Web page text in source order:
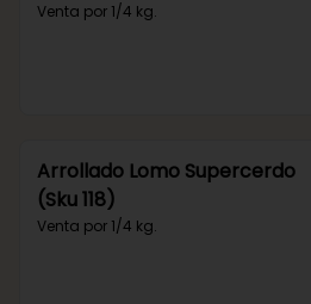
Venta por 1/4 kg.
Arrollado Lomo Supercerdo
(Sku 118)
Venta por 1/4 kg.